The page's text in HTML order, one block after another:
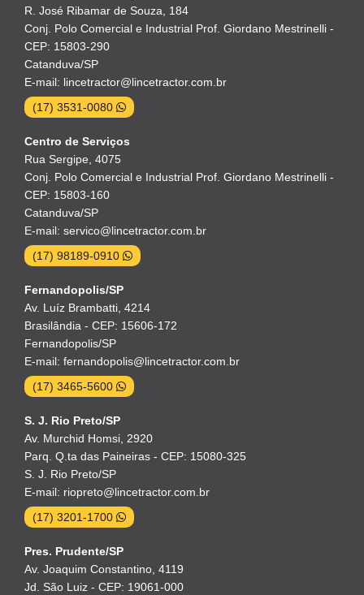
R. José Ribamar de Souza, 184
Conj. Polo Comercial e Industrial Prof. Giordano Mestrinelli -
CEP: 15803-290
Catanduva/SP
E-mail: lincetractor@lincetractor.com.br
(17) 3531-0080
Centro de Serviços
Rua Sergipe, 4075
Conj. Polo Comercial e Industrial Prof. Giordano Mestrinelli -
CEP: 15803-160
Catanduva/SP
E-mail: servico@lincetractor.com.br
(17) 98189-0910
Fernandopolis/SP
Av. Luíz Brambatti, 4214
Brasilândia - CEP: 15606-172
Fernandopolis/SP
E-mail: fernandopolis@lincetractor.com.br
(17) 3465-5600
S. J. Rio Preto/SP
Av. Murchid Homsi, 2920
Parq. Q.ta das Paineiras - CEP: 15080-325
S. J. Rio Preto/SP
E-mail: riopreto@lincetractor.com.br
(17) 3201-1700
Pres. Prudente/SP
Av. Joaquim Constantino, 4119
Jd. São Luiz - CEP: 19061-000